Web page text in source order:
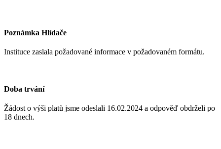
Poznámka Hlídače
Instituce zaslala požadované informace v požadovaném formátu.
Doba trvání
Žádost o výši platů jsme odeslali 16.02.2024 a odpověď obdrželi po
18 dnech.